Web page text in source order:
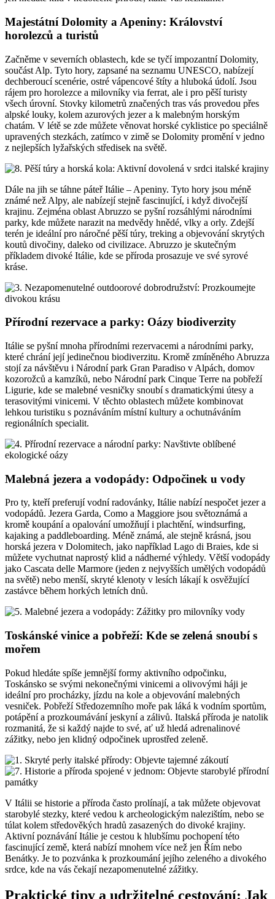
Majestátní Dolomity a Apeniny: Království
horolezců a turistů
Začněme v severních oblastech, kde se tyčí impozantní Dolomity,
součást Alp. Tyto hory, zapsané na seznamu UNESCO, nabízejí
dechberoucí scenérie, ostré vápencové štíty a hluboká údolí. Jsou
rájem pro horolezce a milovníky via ferrat, ale i pro pěší turisty
všech úrovní. Stovky kilometrů značených tras vás provedou přes
alpské louky, kolem azurových jezer a k malebným horským
chatám. V létě se zde můžete věnovat horské cyklistice po speciálně
upravených stezkách, zatímco v zimě se Dolomity promění v jedno
z nejlepších lyžařských středisek na světě.
Dále na jih se táhne páteř Itálie – Apeniny. Tyto hory jsou méně
známé než Alpy, ale nabízejí stejně fascinující, i když divočejší
krajinu. Zejména oblast Abruzzo se pyšní rozsáhlými národními
parky, kde můžete narazit na medvědy hnědé, vlky a orly. Zdejší
terén je ideální pro náročné pěší túry, treking a objevování skrytých
koutů divočiny, daleko od civilizace. Abruzzo je skutečným
příkladem divoké Itálie, kde se příroda prosazuje ve své syrové
kráse.
Přírodní rezervace a parky: Oázy biodiverzity
Itálie se pyšní mnoha přírodními rezervacemi a národními parky,
které chrání její jedinečnou biodiverzitu. Kromě zmíněného Abruzza
stojí za návštěvu i Národní park Gran Paradiso v Alpách, domov
kozorožců a kamzíků, nebo Národní park Cinque Terre na pobřeží
Ligurie, kde se malebné vesničky snoubí s dramatickými útesy a
terasovitými vinicemi. V těchto oblastech můžete kombinovat
lehkou turistiku s poznáváním místní kultury a ochutnáváním
regionálních specialit.
Malebná jezera a vodopády: Odpočinek u vody
Pro ty, kteří preferují vodní radovánky, Itálie nabízí nespočet jezer a
vodopádů. Jezera Garda, Como a Maggiore jsou světoznámá a
kromě koupání a opalování umožňují i plachtění, windsurfing,
kajaking a paddleboarding. Méně známá, ale stejně krásná, jsou
horská jezera v Dolomitech, jako například Lago di Braies, kde si
můžete vychutnat naprostý klid a nádherné výhledy. Větší vodopády
jako Cascata delle Marmore (jeden z nejvyšších umělých vodopádů
na světě) nebo menší, skryté klenoty v lesích lákají k osvěžující
zastávce během horkých letních dnů.
Toskánské vinice a pobřeží: Kde se zelená snoubí s
mořem
Pokud hledáte spíše jemnější formy aktivního odpočinku,
Toskánsko se svými nekonečnými vinicemi a olivovými háji je
ideální pro procházky, jízdu na kole a objevování malebných
vesniček. Pobřeží Středozemního moře pak láká k vodním sportům,
potápění a prozkoumávání jeskyní a zálivů. Italská příroda je natolik
rozmanitá, že si každý najde to své, ať už hledá adrenalinové
zážitky, nebo jen klidný odpočinek uprostřed zeleně.
V Itálii se historie a příroda často prolínají, a tak můžete objevovat
starobylé stezky, které vedou k archeologickým nalezištím, nebo se
túlat kolem středověkých hradů zasazených do divoké krajiny.
Aktivní poznávání Itálie je cestou k hlubšímu pochopení této
fascinující země, která nabízí mnohem více než jen Řím nebo
Benátky. Je to pozvánka k prozkoumání jejího zeleného a divokého
srdce, kde na vás čekají nezapomenutelné zážitky.
Praktické tipy a udržitelné cestování: Jak